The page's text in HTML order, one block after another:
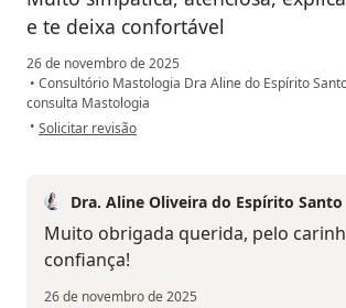
e te deixa confortável
26 de novembro de 2025
• Consultório Mastologia Dra Aline do Espírito
consulta Mastologia
• na opinião do utilizador Débora
Solicitar revisão
Dra. Aline Oliveira do Espírito Santo
Muito obrigada querida, pelo
confiança!
26 de novembro de 2025